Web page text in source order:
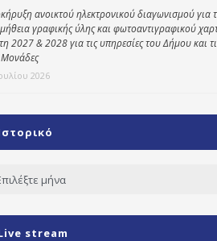
ανοικτού ηλεκτρονικού διαγωνισμού για
γραφικής ύλης και φωτοαντιγραφικού
2027 & 2028 για τις υπηρεσίες του Δήμου και
2026
stream